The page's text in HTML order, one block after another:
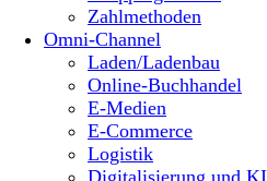
Zahlmethoden
Omni-Channel
Laden/Ladenbau
Online-Buchhandel
E-Medien
E-Commerce
Logistik
Digitalisierung und KI